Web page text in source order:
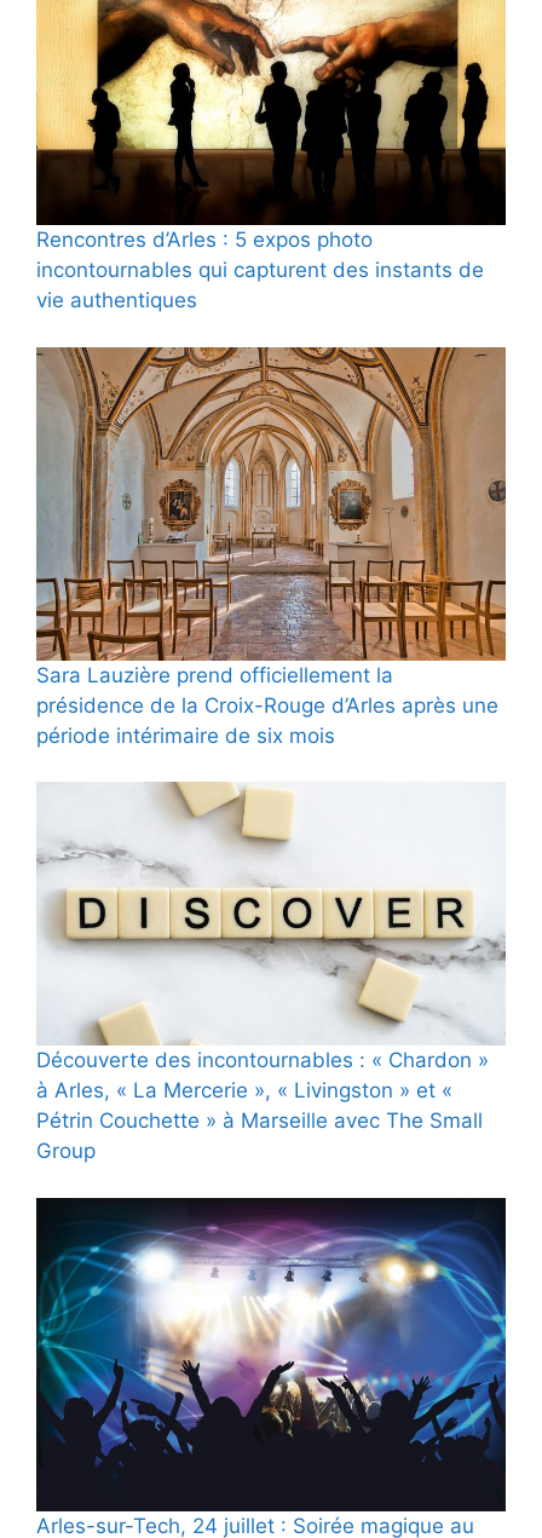
Rencontres d’Arles : 5 expos photo
incontournables qui capturent des instants de
vie authentiques
Sara Lauzière prend officiellement la
présidence de la Croix-Rouge d’Arles après une
période intérimaire de six mois
Découverte des incontournables : « Chardon »
à Arles, « La Mercerie », « Livingston » et «
Pétrin Couchette » à Marseille avec The Small
Group
Arles-sur-Tech, 24 juillet : Soirée magique au